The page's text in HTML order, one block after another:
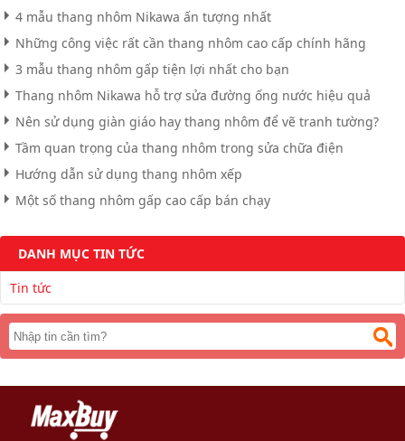
4 mẫu thang nhôm Nikawa ấn tượng nhất
Những công việc rất cần thang nhôm cao cấp chính hãng
3 mẫu thang nhôm gấp tiện lợi nhất cho bạn
Thang nhôm Nikawa hỗ trợ sửa đường ống nước hiệu quả
Nên sử dụng giàn giáo hay thang nhôm để vẽ tranh tường?
Tầm quan trọng của thang nhôm trong sửa chữa điện
Hướng dẫn sử dụng thang nhôm xếp
Một số thang nhôm gấp cao cấp bán chạy
DANH MỤC TIN TỨC
Tin tức